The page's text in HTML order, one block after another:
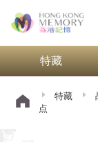
特藏
特藏
点